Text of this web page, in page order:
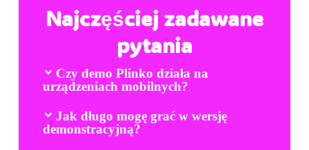
Najczęściej zadawane
pytania
Czy demo Plinko działa na
urządzeniach mobilnych?
Jak długo mogę grać w wersję
demonstracyjną?